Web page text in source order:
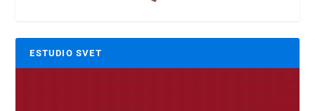
ESTUDIO SVET